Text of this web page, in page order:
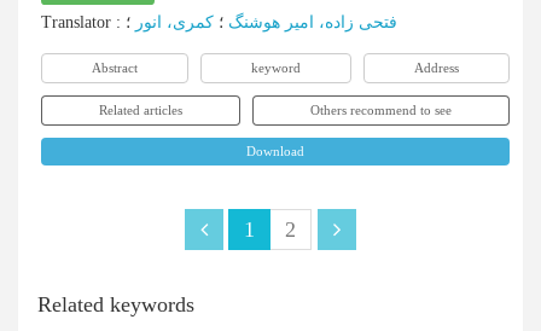
Translator : فتحی زاده، امیر هوشنگ ؛ کمری، انور ؛
Abstract keyword Address
Related articles Others recommend to see
Download
1 2
Related keywords